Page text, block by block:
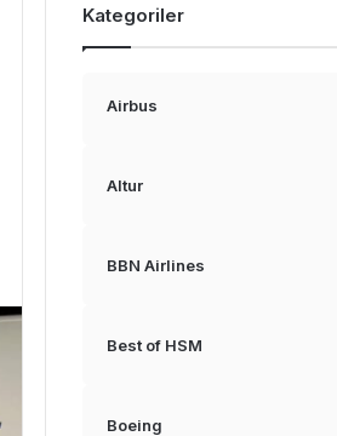
Kategoriler
Airbus
Altur
BBN Airlines
Best of HSM
Boeing